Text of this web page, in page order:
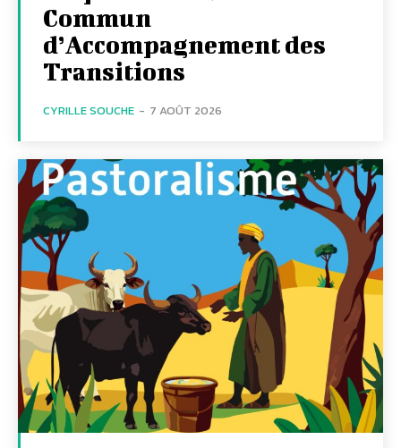
Commun
d’Accompagnement des
Transitions
CYRILLE SOUCHE - 7 AOÛT 2026